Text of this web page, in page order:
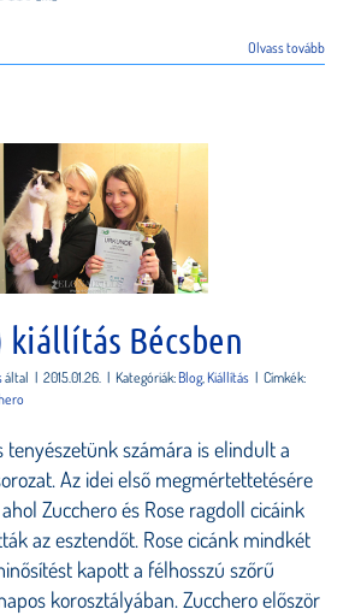
Olvass tovább
kiállítás Bécsben
által | 2015.01.26. | Kategóriák:Blog,Kiállítás | Címkék:
tenyészetünk számára is elindult a
Az idei első megmértettetésére
Zucchero és Rose ragdoll cicáink
az esztendőt. Rose cicánk mindkét
kapott a félhosszú szőrű
korosztályában. Zucchero először